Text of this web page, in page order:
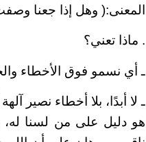
المعنى:( وهل إذا جعنا وصفت
. ماذا تعني؟
ـ أي نسمو فوق الأخطاء
ـ لا أبدًا، بلا أخطاء نصير
هو دليل على من لسنا